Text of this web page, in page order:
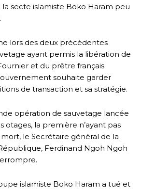
secte islamiste Boko Haram peu
lors des deux précédentes
ayant permis la libération de
et du prêtre français
souhaite garder
de transaction et sa stratégie.
opération de sauvetage lancée
otages, la première n’ayant pas
le Secrétaire général de la
Ferdinand Ngoh Ngoh
islamiste Boko Haram a tué et